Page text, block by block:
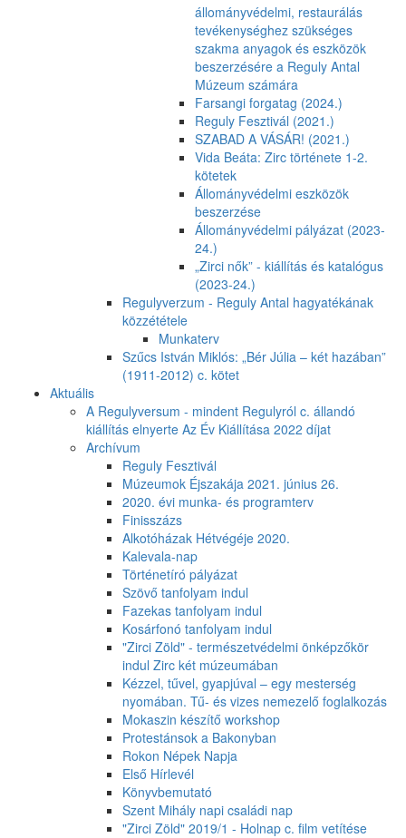
állományvédelmi, restaurálás
tevékenységhez szükséges
szakma anyagok és eszközök
beszerzésére a Reguly Antal
Múzeum számára
Farsangi forgatag (2024.)
Reguly Fesztivál (2021.)
SZABAD A VÁSÁR! (2021.)
Vida Beáta: Zirc története 1-2.
kötetek
Állományvédelmi eszközök
beszerzése
Állományvédelmi pályázat (2023-
24.)
„Zirci nők” - kiállítás és katalógus
(2023-24.)
Regulyverzum - Reguly Antal hagyatékának
közzététele
Munkaterv
Szűcs István Miklós: „Bér Júlia – két hazában”
(1911-2012) c. kötet
Aktuális
A Regulyversum - mindent Regulyról c. állandó
kiállítás elnyerte Az Év Kiállítása 2022 díjat
Archívum
Reguly Fesztivál
Múzeumok Éjszakája 2021. június 26.
2020. évi munka- és programterv
Finisszázs
Alkotóházak Hétvégéje 2020.
Kalevala-nap
Történetíró pályázat
Szövő tanfolyam indul
Fazekas tanfolyam indul
Kosárfonó tanfolyam indul
"Zirci Zöld" - természetvédelmi önképzőkör
indul Zirc két múzeumában
Kézzel, tűvel, gyapjúval – egy mesterség
nyomában. Tű- és vizes nemezelő foglalkozás
Mokaszin készítő workshop
Protestánsok a Bakonyban
Rokon Népek Napja
Első Hírlevél
Könyvbemutató
Szent Mihály napi családi nap
"Zirci Zöld" 2019/1 - Holnap c. film vetítése